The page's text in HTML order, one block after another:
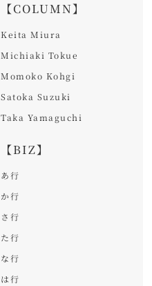
【COLUMN】
Keita Miura
Michiaki Tokue
Momoko Kohgi
Satoka Suzuki
Taka Yamaguchi
【BIZ】
あ行
か行
さ行
た行
な行
は行